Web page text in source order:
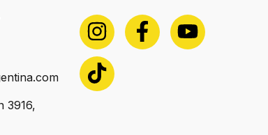
3916,